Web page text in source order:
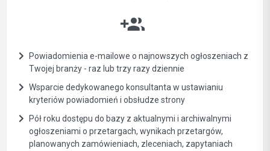
Powiadomienia e-mailowe o najnowszych ogłoszeniach z
Twojej branży - raz lub trzy razy dziennie
Wsparcie dedykowanego konsultanta w ustawianiu
kryteriów powiadomień i obsłudze strony
Pół roku dostępu do bazy z aktualnymi i archiwalnymi
ogłoszeniami o przetargach, wynikach przetargów,
planowanych zamówieniach, zleceniach, zapytaniach